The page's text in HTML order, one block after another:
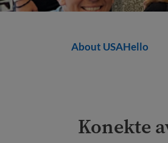
About USAHello
Konekte